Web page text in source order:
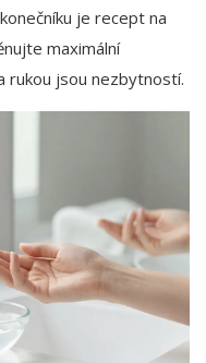
je recept na
maximální
jsou nezbytností.